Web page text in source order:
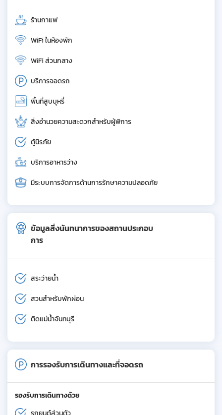
ร้านกาแฟ
WiFi ในห้องพัก
WiFi ส่วนกลาง
บริการจอดรถ
พื้นที่สูบบุหรี่
สิ่งอำนวยความสะดวกสำหรับผู้พิการ
ตู้นิรภัย
บริการอาหารว่าง
มีระบบการจัดการด้านการรักษาความปลอดภัย
ข้อมูลสิ่งนันทนาการของสถานประกอบ
การ
สระว่ายน้ำ
สวนสำหรับพักผ่อน
ติดแม่น้ำจันทบุรี
การรองรับการเดินทางและที่จอดรถ
รองรับการเดินทางด้วย